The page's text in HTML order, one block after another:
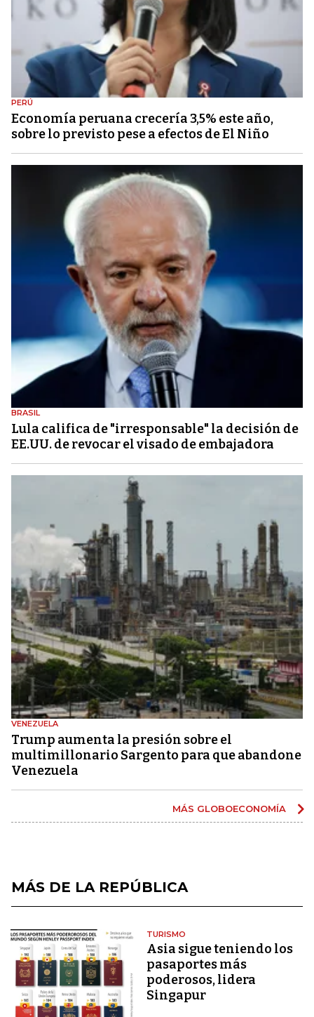
PERÚ
Economía peruana crecería 3,5% este año,
sobre lo previsto pese a efectos de El Niño
BRASIL
Lula califica de "irresponsable" la decisión de
EE.UU. de revocar el visado de embajadora
VENEZUELA
Trump aumenta la presión sobre el
multimillonario Sargento para que abandone
Venezuela
MÁS GLOBOECONOMÍA
MÁS DE LA REPÚBLICA
TURISMO
Asia sigue teniendo los
pasaportes más
poderosos, lidera
Singapur